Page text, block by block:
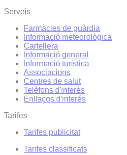
Serveis
Farmàcies de guàrdia
Informació meteorològica
Cartellera
Informació general
Informació turística
Associacions
Centres de salut
Telèfons d'interès
Enllaços d'interés
Tarifes
Tarifes publicitat
Tarifes classificats